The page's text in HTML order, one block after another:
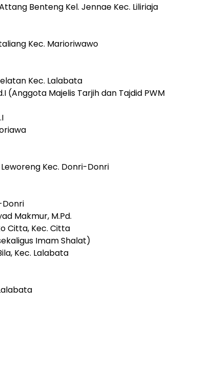
Benteng Kel. Jennae Kec. Liliriaja
Kec. Marioriwawo
Kec. Lalabata
(Anggota Majelis Tarjih dan Tajdid PWM
Kec. Donri-Donri
Donri
Makmur, M.Pd.
Citta, Kec. Citta
Imam Shalat)
Kec. Lalabata